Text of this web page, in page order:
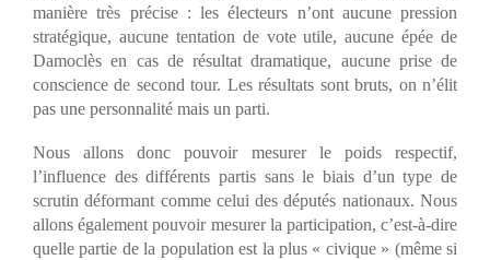
manière très précise : les électeurs n’ont aucune pression
stratégique, aucune tentation de vote utile, aucune épée de
Damoclès en cas de résultat dramatique, aucune prise de
conscience de second tour. Les résultats sont bruts, on n’élit
pas une personnalité mais un parti.
Nous allons donc pouvoir mesurer le poids respectif,
l’influence des différents partis sans le biais d’un type de
scrutin déformant comme celui des députés nationaux. Nous
allons également pouvoir mesurer la participation, c’est-à-dire
quelle partie de la population est la plus « civique » (même si